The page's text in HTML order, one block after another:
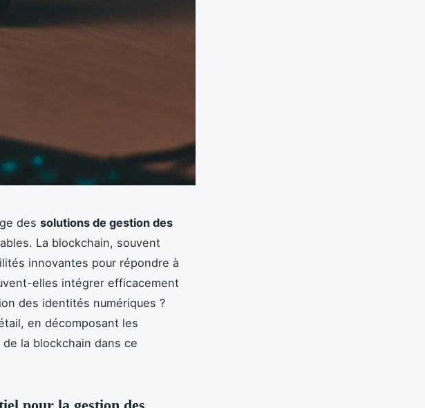
des solutions de gestion des
La blockchain, souvent
innovantes pour répondre à
elles intégrer efficacement
des identités numériques ?
en décomposant les
la blockchain dans ce